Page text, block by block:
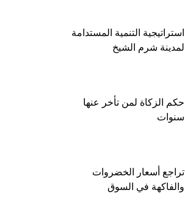
استراتيجية التنمية المستدامة
لمدينة شرم الشيخ
حكم الزكاة لمن تأخر عنها
سنوات
تراجع أسعار الخضروات
والفاكهة في السوق